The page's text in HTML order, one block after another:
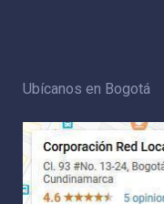
Ubícanos en Bogotá